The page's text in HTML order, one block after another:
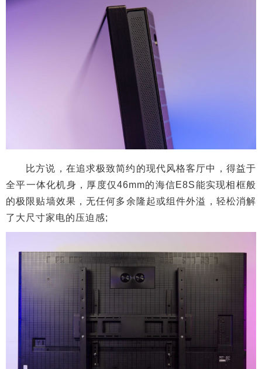
比方说，在追求极致简约的现代风格客厅中，得益于
全平一体化机身，厚度仅46mm的海信E8S能实现相框般
的极限贴墙效果，无任何多余隆起或组件外溢，轻松消解
了大尺寸家电的压迫感;